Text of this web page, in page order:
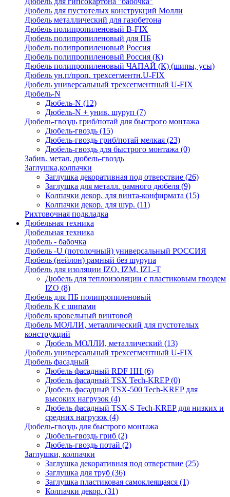
Дюбель для пустотелых конструкций Молли
Дюбель металлический для газобетона
Дюбель полипропиленовый В-FIX
Дюбель полипропиленовый для ПБ
Дюбель полипропиленовый Россия
Дюбель полипропиленовый Россия (К)
Дюбель полипропиленовый ЧАПАЙ (К) (шипы, усы)
Дюбель ун.п/проп. трехсегментн.U-FIX
Дюбель универсальный трехсегментный U-FIX
Дюбель-N
Дюбель-N (12)
Дюбель-N + унив. шуруп (7)
Дюбель-гвоздь гриб/потай для быстрого монтажа
Дюбель-гвоздь (15)
Дюбель-гвоздь гриб/потай мелкая (23)
Дюбель-гвоздь для быстрого монтажа (0)
Забив. метал. дюбель-гвоздь
Заглушка,колпачки
Заглушка декоративная под отверствие (26)
Заглушка для металл. рамного дюбеля (9)
Колпачки декор. для винта-конфирмата (15)
Колпачки декор. для шур. (11)
Рихтовочная подкладка
Дюбельная техника
Дюбельная техника
Дюбель - бабочка
Дюбель -U (потолочный) универсальный РОССИЯ
Дюбель (нейлон) рамный без шурупа
Дюбель для изоляции IZO, IZM, IZL-T
Дюбель для теплоизоляции с пластиковым гвоздем
IZO (8)
Дюбель для ПБ полипропиленовый
Дюбель К с шипами
Дюбель кровельный винтовой
Дюбель МОЛЛИ, металлический для пустотелых
конструкций
Дюбель МОЛЛИ, металлический (13)
Дюбель универсальный трехсегментный U-FIX
Дюбель фасадный
Дюбель фасадный RDF НН (6)
Дюбель фасадный TSX Tech-KREP(0)
Дюбель фасадный TSX-500 Tech-KREP для
высоких нагрузок (4)
Дюбель фасадный TSX-S Tech-KREP для низких и
средних нагрузок (4)
Дюбель-гвоздь для быстрого монтажа
Дюбель-гвоздь гриб (2)
Дюбель-гвоздь потай (2)
Заглушки, колпачки
Заглушка декоративная под отверствие (25)
Заглушка для труб (36)
Заглушка пластиковая самоклеящаяся (1)
Колпачки декор. (31)